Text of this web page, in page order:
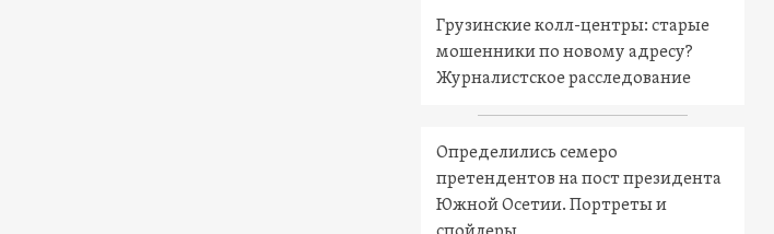
Грузинские колл-центры: старые
мошенники по новому адресу?
Журналистское расследование
Определились семеро
претендентов на пост президента
Южной Осетии. Портреты и